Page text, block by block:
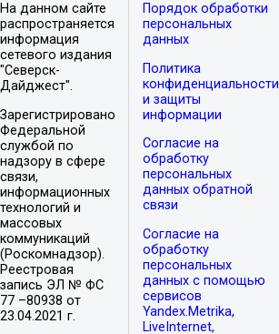
На данном сайте
распространяется
информация
сетевого издания
"Северск-
Дайджест".
Зарегистрировано
Федеральной
службой по
надзору в сфере
связи,
информационных
технологий и
массовых
коммуникаций
(Роскомнадзор).
Реестровая
запись ЭЛ № ФС
77 –80938 от
23.04.2021 г.
Порядок обработки
персональных
данных
Политика
конфиденциальности
и защиты
информации
Согласие на
обработку
персональных
данных обратной
связи
Согласие на
обработку
персональных
данных с помощью
сервисов
Yandex.Metrika,
LiveInternet,